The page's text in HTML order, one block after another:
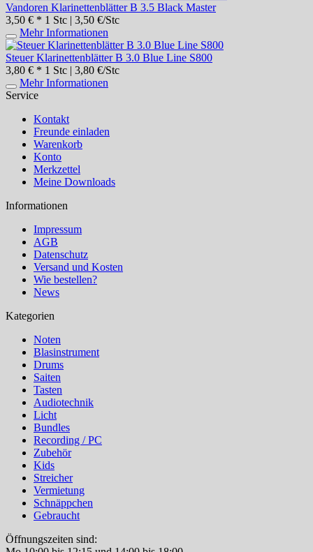
Vandoren Klarinettenblätter B 3.5 Black Master
3,50 € * 1 Stc | 3,50 €/Stc
Mehr Informationen
Steuer Klarinettenblätter B 3.0 Blue Line S800
3,80 € * 1 Stc | 3,80 €/Stc
Mehr Informationen
Service
Kontakt
Freunde einladen
Warenkorb
Konto
Merkzettel
Meine Downloads
Informationen
Impressum
AGB
Datenschutz
Versand und Kosten
Wie bestellen?
News
Kategorien
Noten
Blasinstrument
Drums
Saiten
Tasten
Audiotechnik
Licht
Bundles
Recording / PC
Zubehör
Kids
Streicher
Vermietung
Schnäppchen
Gebraucht
Öffnungszeiten sind: